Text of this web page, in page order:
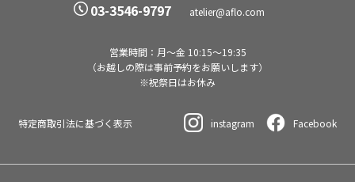
03-3546-9797 atelier@aflo.com
営業時間：月〜金 10:15〜19:35
（お越しの際は事前予約をお願いします）
※祝祭日はお休み
特定商取引法に基づく表示 instagram Facebook